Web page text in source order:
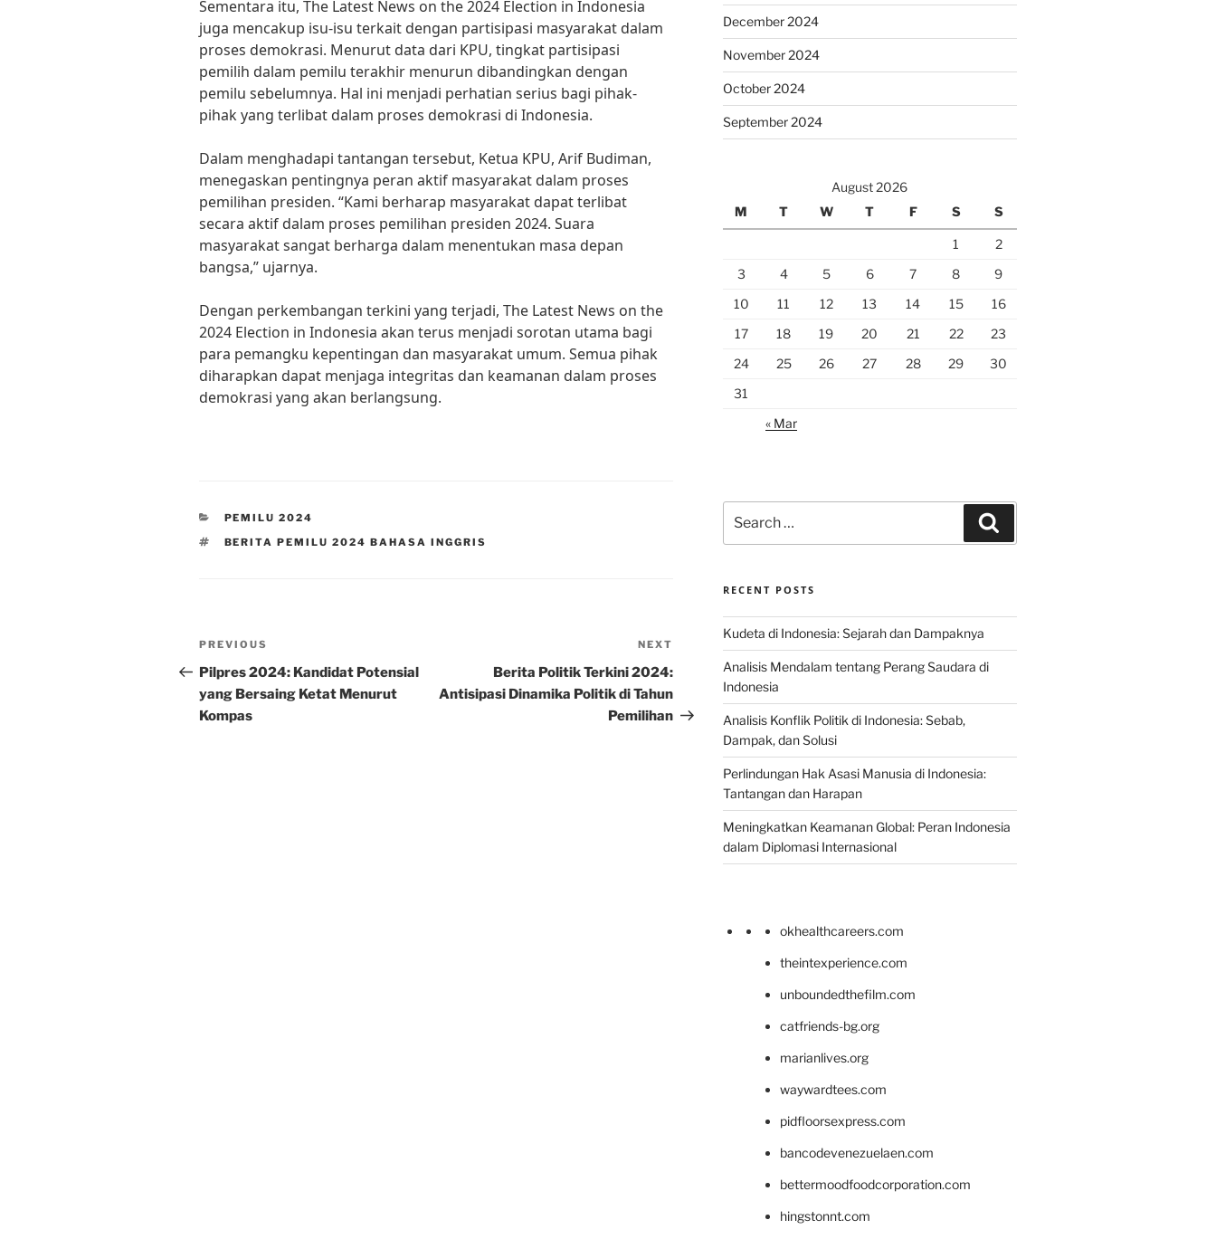
Sementara itu, The Latest News on the 2024 Election in Indonesia
juga mencakup isu-isu terkait dengan partisipasi masyarakat dalam
proses demokrasi. Menurut data dari KPU, tingkat partisipasi
pemilih dalam pemilu terakhir menurun dibandingkan dengan
pemilu sebelumnya. Hal ini menjadi perhatian serius bagi pihak-
pihak yang terlibat dalam proses demokrasi di Indonesia.
Dalam menghadapi tantangan tersebut, Ketua KPU, Arif Budiman,
menegaskan pentingnya peran aktif masyarakat dalam proses
pemilihan presiden. “Kami berharap masyarakat dapat terlibat
secara aktif dalam proses pemilihan presiden 2024. Suara
masyarakat sangat berharga dalam menentukan masa depan
bangsa,” ujarnya.
Dengan perkembangan terkini yang terjadi, The Latest News on the
2024 Election in Indonesia akan terus menjadi sorotan utama bagi
para pemangku kepentingan dan masyarakat umum. Semua pihak
diharapkan dapat menjaga integritas dan keamanan dalam proses
demokrasi yang akan berlangsung.
CATEGORIES
PEMILU 2024
TAGS
BERITA PEMILU 2024 BAHASA INGGRIS
Post
navigation
Previous
Post
PREVIOUS
Pilpres 2024: Kandidat Potensial
yang Bersaing Ketat Menurut
Kompas
Post
NEXT
Berita Politik Terkini 2024:
Antisipasi Dinamika Politik di Tahun
Pemilihan
December 2024
November 2024
October 2024
September 2024
August 2026
M
T W T F S S
1
2
3
4 5 6 7 8
9
10
11 12 13 14 15
16
17
18 19 20 21 22
23
24
25 26 27 28 29
30
31
« Mar
for:
RECENT POSTS
Kudeta di Indonesia: Sejarah dan Dampaknya
Analisis Mendalam tentang Perang Saudara di
Indonesia
Analisis Konflik Politik di Indonesia: Sebab,
Dampak, dan Solusi
Perlindungan Hak Asasi Manusia di Indonesia:
Tantangan dan Harapan
Meningkatkan Keamanan Global: Peran Indonesia
dalam Diplomasi Internasional
okhealthcareers.com
theintexperience.com
unboundedthefilm.com
catfriends-bg.org
marianlives.org
waywardtees.com
pidfloorsexpress.com
bancodevenezuelaen.com
bettermoodfoodcorporation.com
hingstonnt.com